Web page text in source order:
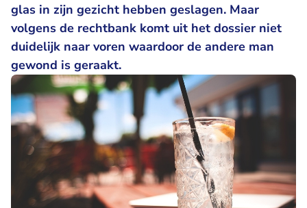
glas in zijn gezicht hebben geslagen. Maar
volgens de rechtbank komt uit het dossier niet
duidelijk naar voren waardoor de andere man
gewond is geraakt.